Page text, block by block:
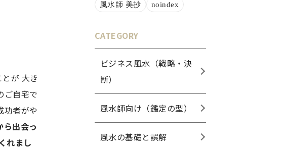
が 大き
ご自宅で
功者がや
ら出会っ
れまし
風水師 美抄 noindex
CATEGORY
ビジネス風水（戦略・決
断）
風水師向け（鑑定の型）
風水の基礎と誤解